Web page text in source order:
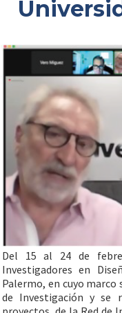
Del 15 al 24 de
Investigadores en
Palermo, en cuyo
de Investigación y se